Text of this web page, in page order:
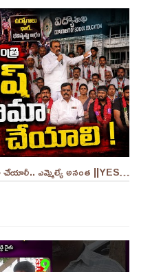
విద్యా శాఖ మంత్రి పదవి లోకేష్ రాజీనామా చేయాలీ.. ఎమ్మెల్యే అనంత ||YES 9TV